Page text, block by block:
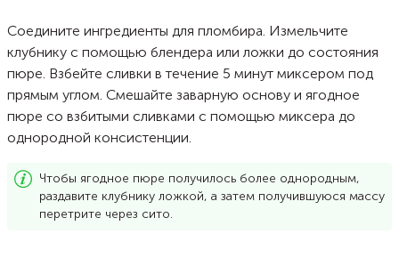
Соедините ингредиенты для пломбира. Измельчите
клубнику с помощью блендера или ложки до состояния
пюре. Взбейте сливки в течение 5 минут миксером под
прямым углом. Смешайте заварную основу и ягодное
пюре со взбитыми сливками с помощью миксера до
однородной консистенции.
Чтобы ягодное пюре получилось более однородным,
раздавите клубнику ложкой, а затем получившуюся массу
перетрите через сито.